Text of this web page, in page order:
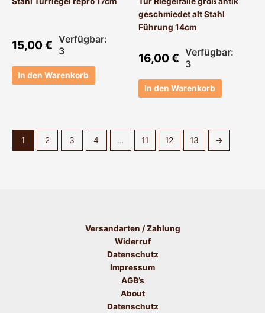
15,00€ Verfügbar:
3
In den Warenkorb
geschmiedet alt Stahl
Führung 14cm
16,00€ Verfügbar:
3
In den Warenkorb
1 2 3 4 … 11 12 13 →
Versandarten / Zahlung
Widerruf
Datenschutz
Impressum
AGB’s
About
Datenschutz